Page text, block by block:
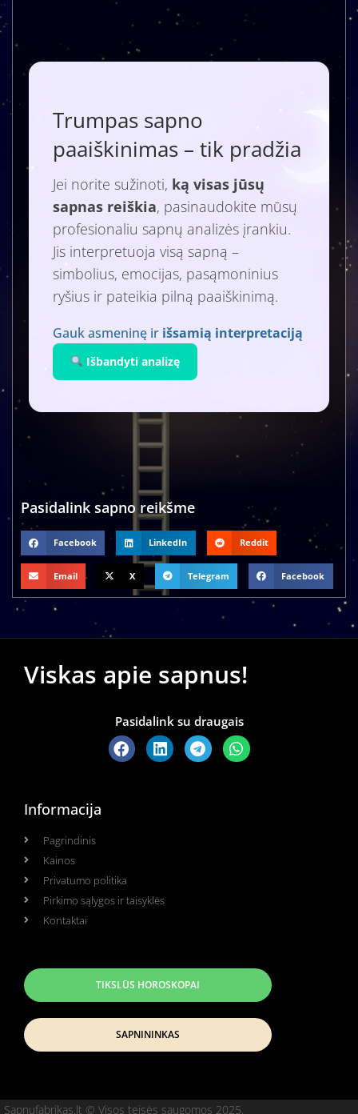
Trumpas sapno
paaiškinimas – tik pradžia
Jei norite sužinoti, ką visas jūsų
sapnas reiškia, pasinaudokite mūsų
profesionaliu sapnų analizės įrankiu.
Jis interpretuoja visą sapną –
simbolius, emocijas, pasąmoninius
ryšius ir pateikia pilną paaiškinimą.
Gauk asmeninę ir išsamią interpretaciją
Išbandyti analizę
Pasidalink sapno reikšme
Facebook LinkedIn Reddit
Email X Telegram Facebook
Viskas apie sapnus!
Pasidalink su draugais
Informacija
Pagrindinis
Kainos
Privatumo politika
Pirkimo sąlygos ir taisyklės
Kontaktai
TIKSLŪS HOROSKOPAI
SAPNININKAS
Sapnufabrikas.lt © Visos teisės saugomos 2025.